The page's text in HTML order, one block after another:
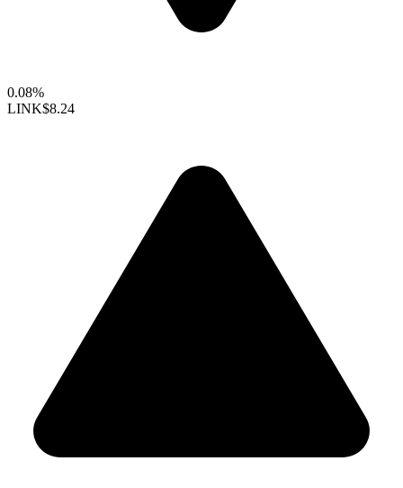
0.08%
LINK$8.24